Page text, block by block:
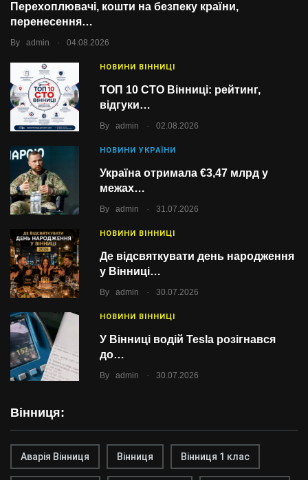
Перехоплювачі, кошти на безпеку країни,
перенесення…
By admin . 04.08.2026
НОВИНИ ВІННИЦІ
ТОП 10 СТО Вінниці: рейтинг,
відгуки…
By admin . 02.08.2026
НОВИНИ УКРАЇНИ
Україна отримала €3,47 млрд у
межах…
By admin . 31.07.2026
НОВИНИ ВІННИЦІ
Де відсвяткувати день народження
у Вінниці…
By admin . 30.07.2026
НОВИНИ ВІННИЦІ
У Вінниці водій Tesla розігнався
до…
By admin . 30.07.2026
Вінниця:
Аварія Вінниця Вінниця Вінниця 1 клас